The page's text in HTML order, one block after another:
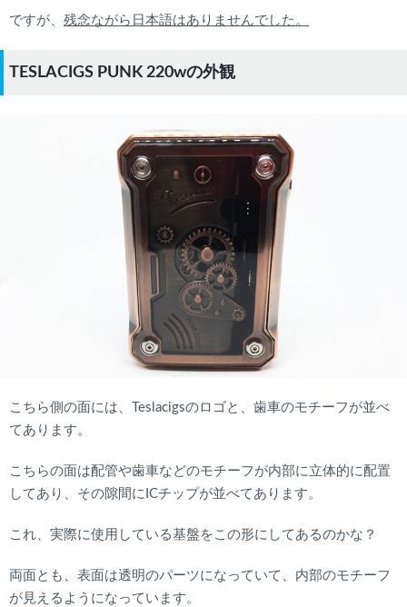
ですが、 残念ながら日本語はありませんでした。
TESLACIGS PUNK 220wの外観
こちら側の面には、Teslacigsのロゴと、歯車のモチーフが並べ
てあります。
こちらの面は配管や歯車などのモチーフが内部に立体的に配置
してあり、その隙間にICチップが並べてあります。
これ、実際に使用している基盤をこの形にしてあるのかな？
両面とも、表面は透明のパーツになっていて、内部のモチーフ
が見えるようになっています。